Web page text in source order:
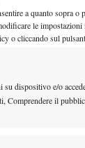
a quanto sopra o
le
o cliccando sul
dispositivo e/o
Comprendere il
il qualificato
semifinale
accadeva dal
consecutive